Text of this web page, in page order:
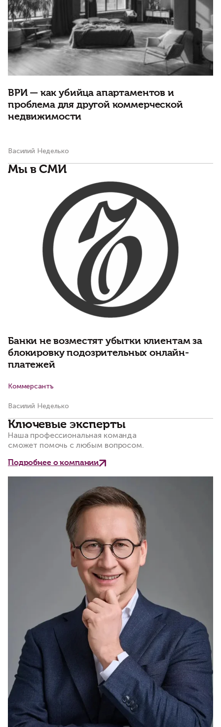
ВРИ — как убийца апартаментов и
проблема для другой коммерческой
недвижимости
Василий Неделько
Мы в СМИ
Банки не возместят убытки клиентам за
блокировку подозрительных онлайн-
платежей
Коммерсантъ
Василий Неделько
Ключевые эксперты
Наша профессиональная команда
сможет помочь с любым вопросом.
Подробнее о компании